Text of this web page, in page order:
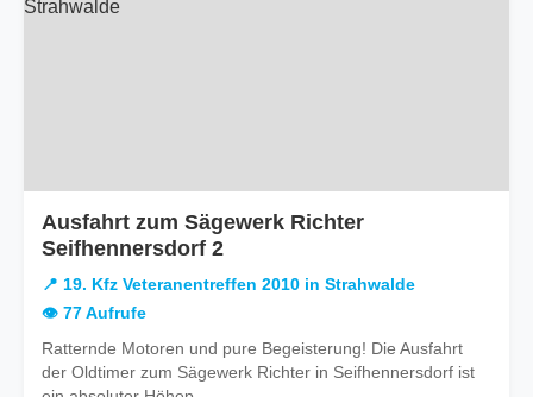
Ausfahrt zum Sägewerk Richter
Seifhennersdorf 2
19.
2010
in
📍 19. Kfz Veteranentreffen 2010 in Strahwalde
👁️ 77 Aufrufe
Ratternde Motoren und pure Begeisterung! Die Ausfahrt
der Oldtimer zum Sägewerk Richter in Seifhennersdorf ist